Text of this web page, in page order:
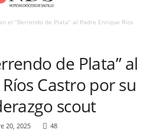
el “Berrendo de Plata” al Padre Enrique Ríos
de Plata” al
Castro por su
scout
20, 2025 48